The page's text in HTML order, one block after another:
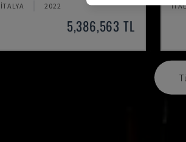
İTALYA 2022
5,386,563 TL